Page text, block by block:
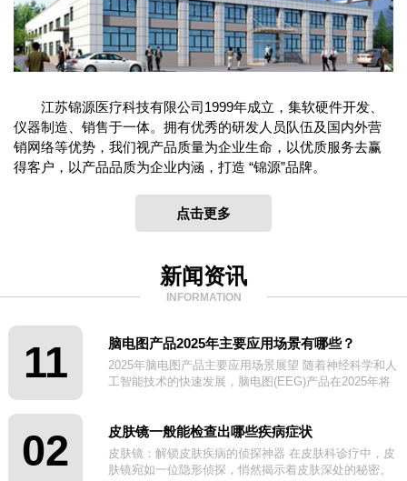
江苏锦源医疗科技有限公司1999年成立，集软硬件开发、
仪器制造、销售于一体。拥有优秀的研发人员队伍及国内外营
销网络等优势，我们视产品质量为企业生命，以优质服务去赢
得客户，以产品品质为企业内涵，打造 “锦源”品牌。
点击更多
新闻资讯
INFORMATION
11 脑电图产品2025年主要应用场景有哪些？
2025年脑电图产品主要应用场景展望 随着神经科学和人
工智能技术的快速发展，脑电图(EEG)产品在2025年将
02 皮肤镜一般能检查出哪些疾病症状
皮肤镜：解锁皮肤疾病的侦探神器 在皮肤科诊疗中，皮
肤镜宛如一位隐形侦探，悄然揭示着皮肤深处的秘密。